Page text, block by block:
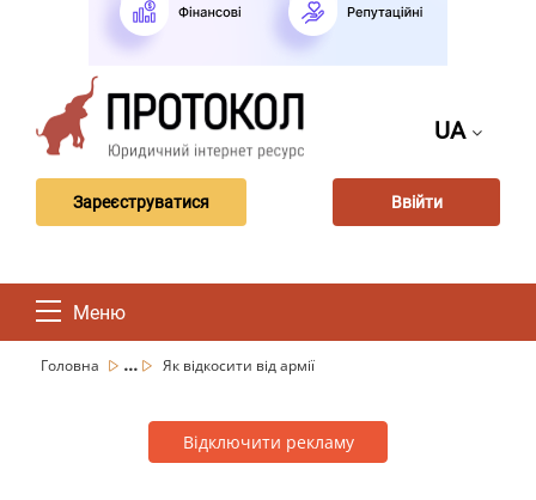
UA
Зареєструватися Ввійти
Меню
Головна ... Як відкосити від армії
Відключити рекламу